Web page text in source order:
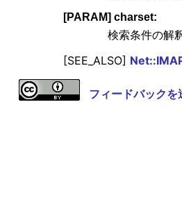
[PARAM] charset:
検索条件の解
[SEE_ALSO]
フィードバックを